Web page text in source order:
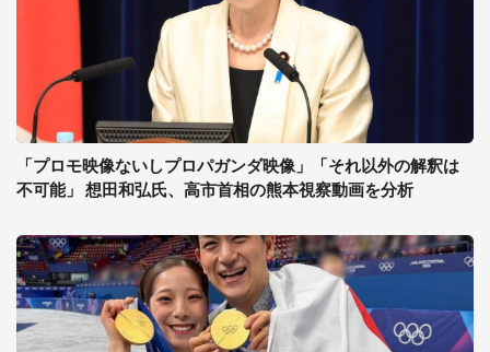
「プロモ映像ないしプロパガンダ映像」「それ以外の解釈は
不可能」 想田和弘氏、高市首相の熊本視察動画を分析